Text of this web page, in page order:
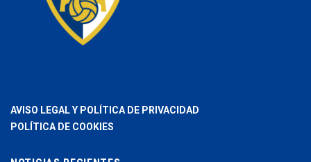
AVISO LEGAL Y POLÍTICA DE PRIVACIDAD
POLÍTICA DE COOKIES